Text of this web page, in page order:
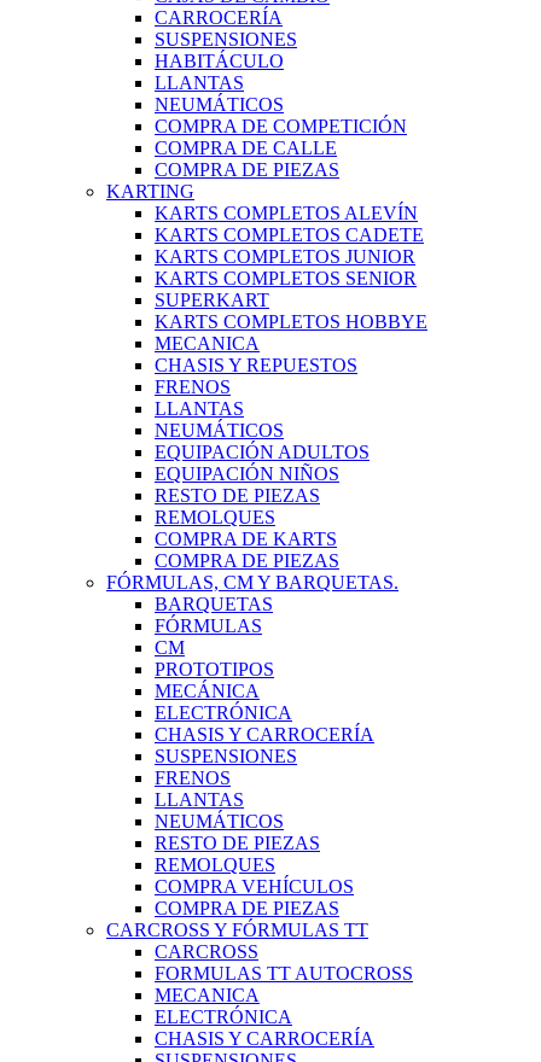
CARROCERÍA
SUSPENSIONES
HABITÁCULO
LLANTAS
NEUMÁTICOS
COMPRA DE COMPETICIÓN
COMPRA DE CALLE
COMPRA DE PIEZAS
KARTING
KARTS COMPLETOS ALEVÍN
KARTS COMPLETOS CADETE
KARTS COMPLETOS JUNIOR
KARTS COMPLETOS SENIOR
SUPERKART
KARTS COMPLETOS HOBBYE
MECANICA
CHASIS Y REPUESTOS
FRENOS
LLANTAS
NEUMÁTICOS
EQUIPACIÓN ADULTOS
EQUIPACIÓN NIÑOS
RESTO DE PIEZAS
REMOLQUES
COMPRA DE KARTS
COMPRA DE PIEZAS
FÓRMULAS, CM Y BARQUETAS.
BARQUETAS
FÓRMULAS
CM
PROTOTIPOS
MECÁNICA
ELECTRÓNICA
CHASIS Y CARROCERÍA
SUSPENSIONES
FRENOS
LLANTAS
NEUMÁTICOS
RESTO DE PIEZAS
REMOLQUES
COMPRA VEHÍCULOS
COMPRA DE PIEZAS
CARCROSS Y FÓRMULAS TT
CARCROSS
FORMULAS TT AUTOCROSS
MECANICA
ELECTRÓNICA
CHASIS Y CARROCERÍA